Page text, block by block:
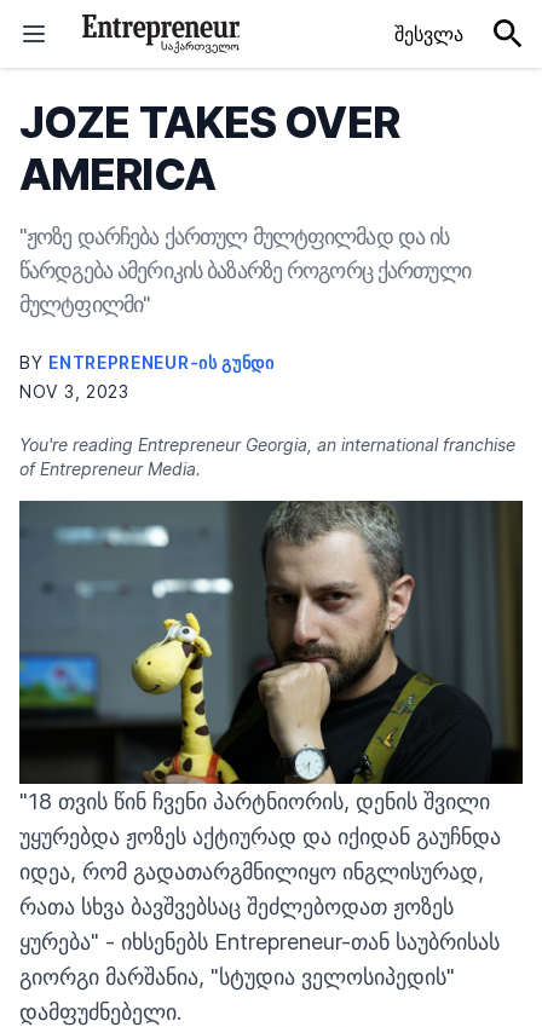
შესვლა
JOZE TAKES OVER
AMERICA
"ჟოზე დარჩება ქართულ მულტფილმად და ის
წარდგება ამერიკის ბაზარზე როგორც ქართული
მულტფილმი"
BY ENTREPRENEUR-ᲘᲡ ᲒᲣᲜᲓᲘ
NOV 3, 2023
You're reading Entrepreneur Georgia, an international franchise
of Entrepreneur Media.
"18 თვის წინ ჩვენი პარტნიორის, დენის შვილი
უყურებდა ჟოზეს აქტიურად და იქიდან გაუჩნდა
იდეა, რომ გადათარგმნილიყო ინგლისურად,
რათა სხვა ბავშვებსაც შეძლებოდათ ჟოზეს
ყურება" - იხსენებს Entrepreneur-თან საუბრისას
გიორგი მარშანია, "სტუდია ველოსიპედის"
დამფუძნებელი.